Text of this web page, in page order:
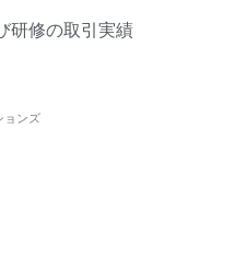
研修の取引実績
ョンズ